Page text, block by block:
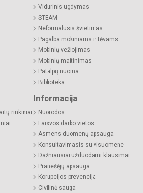
Vidurinis ugdymas
STEAM
Neformalusis švietimas
Pagalba mokiniams ir tėvams
Mokinių vežiojimas
Mokinių maitinimas
Patalpų nuoma
Biblioteka
rinkiniai
Informacija
Nuorodos
Laisvos darbo vietos
Asmens duomenų apsauga
Konsultavimasis su visuomene
Dažniausiai užduodami klausimai
Pranešėjų apsauga
Korupcijos prevencija
Civilinė sauga